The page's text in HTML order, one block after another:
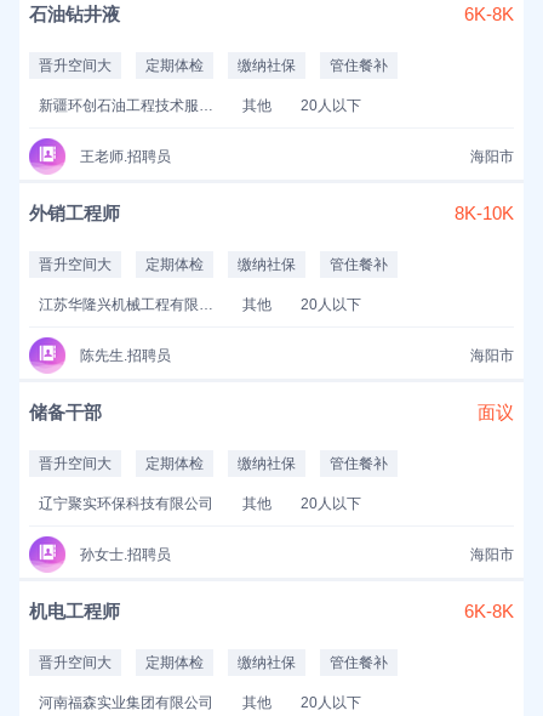
石油钻井液 6K-8K
晋升空间大 定期体检 缴纳社保 管住餐补
新疆环创石油工程技术服务有限公司 其他 20人以下
王老师.招聘员 海阳市
外销工程师 8K-10K
晋升空间大 定期体检 缴纳社保 管住餐补
江苏华隆兴机械工程有限公司 其他 20人以下
陈先生.招聘员 海阳市
储备干部 面议
晋升空间大 定期体检 缴纳社保 管住餐补
辽宁聚实环保科技有限公司 其他 20人以下
孙女士.招聘员 海阳市
机电工程师 6K-8K
晋升空间大 定期体检 缴纳社保 管住餐补
河南福森实业集团有限公司 其他 20人以下